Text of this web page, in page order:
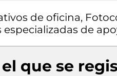
de oficina,
de
que se